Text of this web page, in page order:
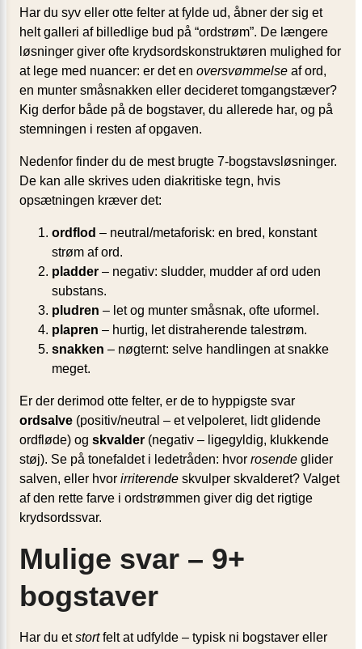
Har du syv eller otte felter at fylde ud, åbner der sig et
helt galleri af billedlige bud på “ordstrøm”. De længere
løsninger giver ofte krydsordskonstruktøren mulighed for
at lege med nuancer: er det en oversvømmelse af ord,
en munter småsnakken eller decideret tomgangstæver?
Kig derfor både på de bogstaver, du allerede har, og på
stemningen i resten af opgaven.
Nedenfor finder du de mest brugte 7-bogstavsløsninger.
De kan alle skrives uden diakritiske tegn, hvis
opsætningen kræver det:
ordflod – neutral/metaforisk: en bred, konstant
strøm af ord.
pladder – negativ: sludder, mudder af ord uden
substans.
pludren – let og munter småsnak, ofte uformel.
plapren – hurtig, let distraherende talestrøm.
snakken – nøgternt: selve handlingen at snakke
meget.
Er der derimod otte felter, er de to hyppigste svar
ordsalve (positiv/neutral – et velpoleret, lidt glidende
ordfløde) og skvalder (negativ – ligegyldig, klukkende
støj). Se på tonefaldet i ledetråden: hvor rosende glider
salven, eller hvor irriterende skvulper skvalderet? Valget
af den rette farve i ordstrømmen giver dig det rigtige
krydsordssvar.
Mulige svar – 9+
bogstaver
Har du etstortfelt at udfylde – typisk ni bogstaver eller